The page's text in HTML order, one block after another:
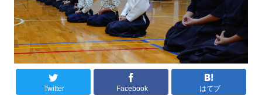
Twitter Facebook はてブ